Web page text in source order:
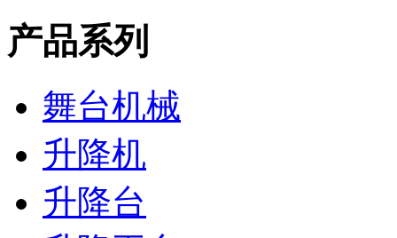
产品系列
舞台机械
升降机
升降台